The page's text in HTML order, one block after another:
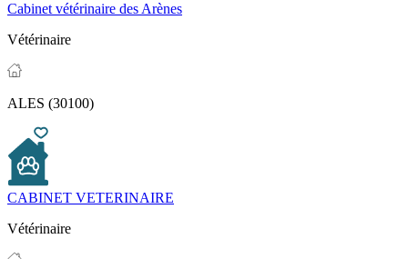
Cabinet vétérinaire des Arènes
Vétérinaire
ALES (30100)
CABINET VETERINAIRE
Vétérinaire